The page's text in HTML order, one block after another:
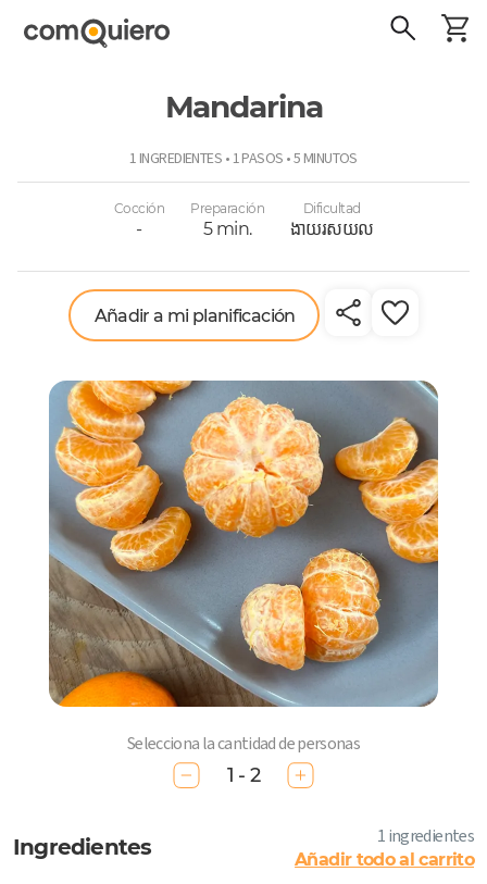
Mandarina
1 INGREDIENTES • 1 PASOS • 5 MINUTOS
Cocción
-
Preparación
5 min.
Dificultad
ងាយរសយល
Añadir a mi planificación
Selecciona la cantidad de personas
1 - 2
Ingredientes 1 ingredientes
Añadir todo al carrito